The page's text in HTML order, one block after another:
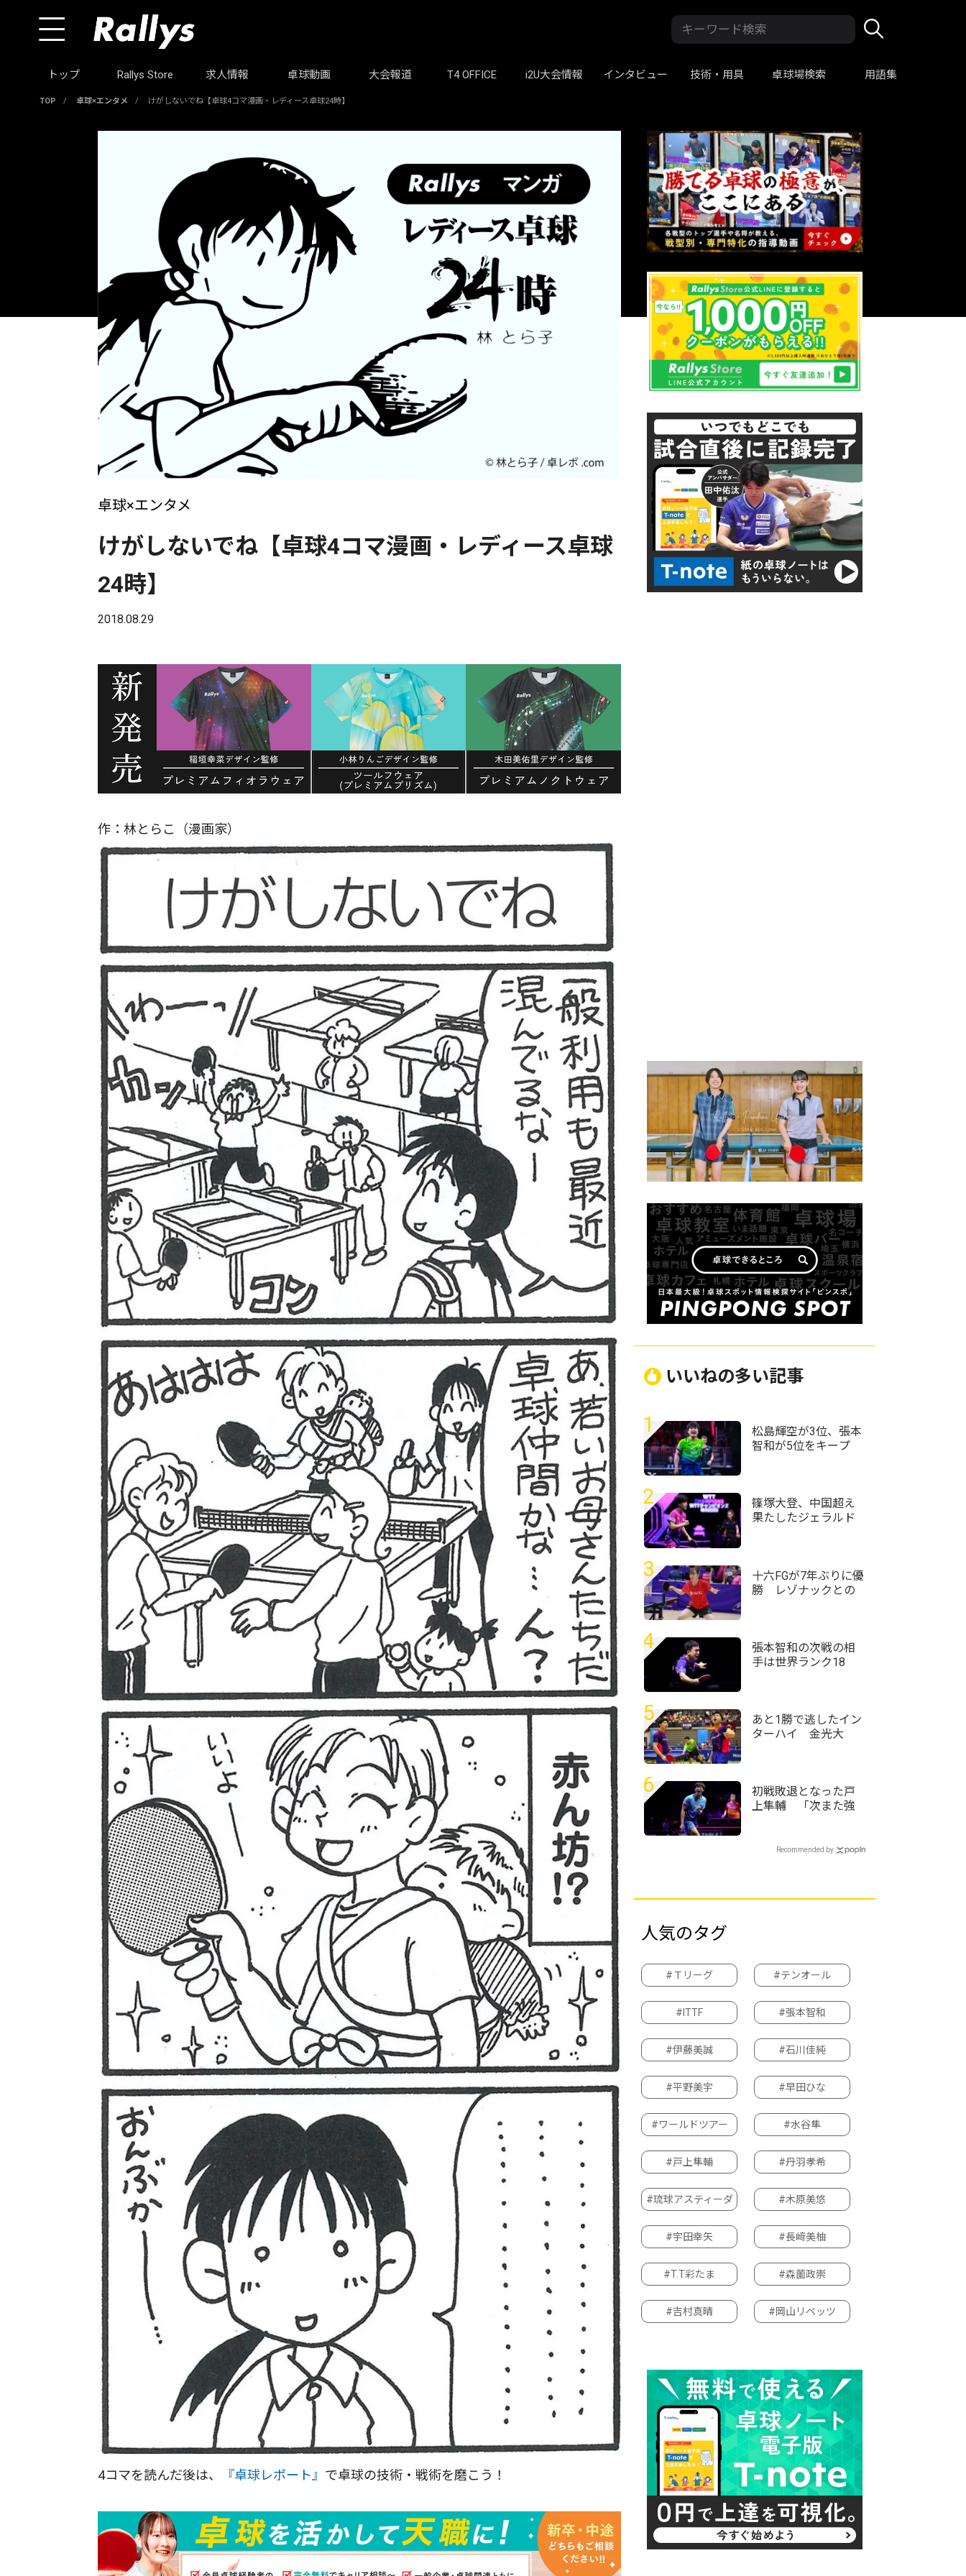
トップ Rallys Store 求人情報 卓球動画 大会報道 T4 OFFICE i2U大会情報 インタビュー 技術・用具 卓球場検索 用語集
TOP / 卓球×エンタメ / けがしないでね【卓球4コマ漫画・レディース卓球24時】
卓球×エンタメ
けがしないでね【卓球4コマ漫画・レディース卓球
24時】
2018.08.29
作：林とらこ（漫画家）
4コマを読んだ後は、 『卓球レポート』 で卓球の技術・戦術を磨こう！
いいねの多い記事
1
松島輝空が3位、張本
智和が5位をキープ
キング（2026年第32
週）
2
篠塚大登、中国超え
果たしたジェラルド
3
十六FGが7年ぶりに優
勝 レゾナックとの
4
張本智和の次戦の相
手は世界ランク18
WTTチャンピオンズ
横浜2026＞
5
あと1勝で逃したイン
ターハイ 金光大
球・近畿高校選手権
2026＞
6
初戦敗退となった戸
上隼輔 「次また強
りたい」＜卓球・
Recommended by
人気のタグ
#Ｔリーグ #テンオール
#ITTF #張本智和
#伊藤美誠 #石川佳純
#平野美宇 #早田ひな
#ワールドツアー #水谷隼
#戸上隼輔 #丹羽孝希
#琉球アスティーダ #木原美悠
#宇田幸矢 #長﨑美柚
#T.T彩たま #森薗政崇
#吉村真晴 #岡山リベッツ